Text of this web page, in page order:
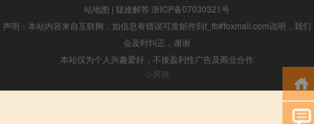
站地图 | 疑难解答 浙ICP备07030321号
声明：本站内容来自互联网，如信息有错误可发邮件到f_fb#foxmail.com说明，我们
会及时纠正，谢谢
本站仅为个人兴趣爱好，不接盈利性广告及商业合作
小男孩